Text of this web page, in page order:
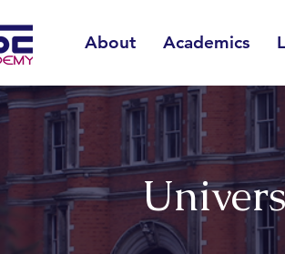
About Academics